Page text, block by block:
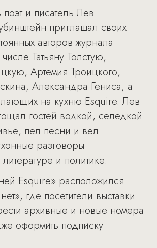
и писатель Лев
приглашал своих
авторов журнала
Татьяну Толстую,
Артемия Троицкого,
Александра Гениса, а
на кухню Esquire. Лев
гостей водкой, селедкой
пел песни и вел
разговоры
и политике.
Esquire» расположился
где посетители выставки
архивные и новые номера
оформить подписку